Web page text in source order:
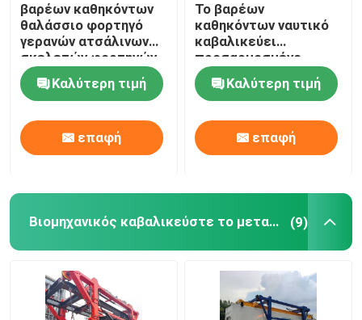
βαρέων καθηκόντων
θαλάσσιο φορτηγό
γερανών ατσάλινων
σκελετών φορτηγών
χειρισμού
εμπορευματοκιβωτίων
100T 150T 200T
Καλύτερη τιμή
επαφή
Το βαρέων
καθηκόντων ναυτικό
καβαλικεύει
προσαρμοσμένο
φορτηγό ανυψωτών
εμπορευματοκιβωτίων
μεταφορέων το
κατασκευαστής
Καλύτερη τιμή
επαφή
Βιομηχανικός καβαλικεύστε το μεταφορέα (9)